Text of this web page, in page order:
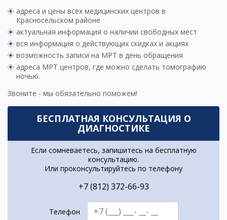
адреса и цены всех медицинских центров в
Красносельском районе
актуальная информация о наличии свободных мест
вся информация о действующих скидках и акциях
возможность записи на МРТ в день обращения
адреса МРТ центров, где можно сделать томографию
ночью.
Звоните - мы обязательно поможем!
БЕСПЛАТНАЯ КОНСУЛЬТАЦИЯ О
ДИАГНОСТИКЕ
Если сомневаетесь, запишитесь на бесплатную
консультацию.
Или проконсультируйтесь по телефону
+7 (812) 372-66-93
Телефон